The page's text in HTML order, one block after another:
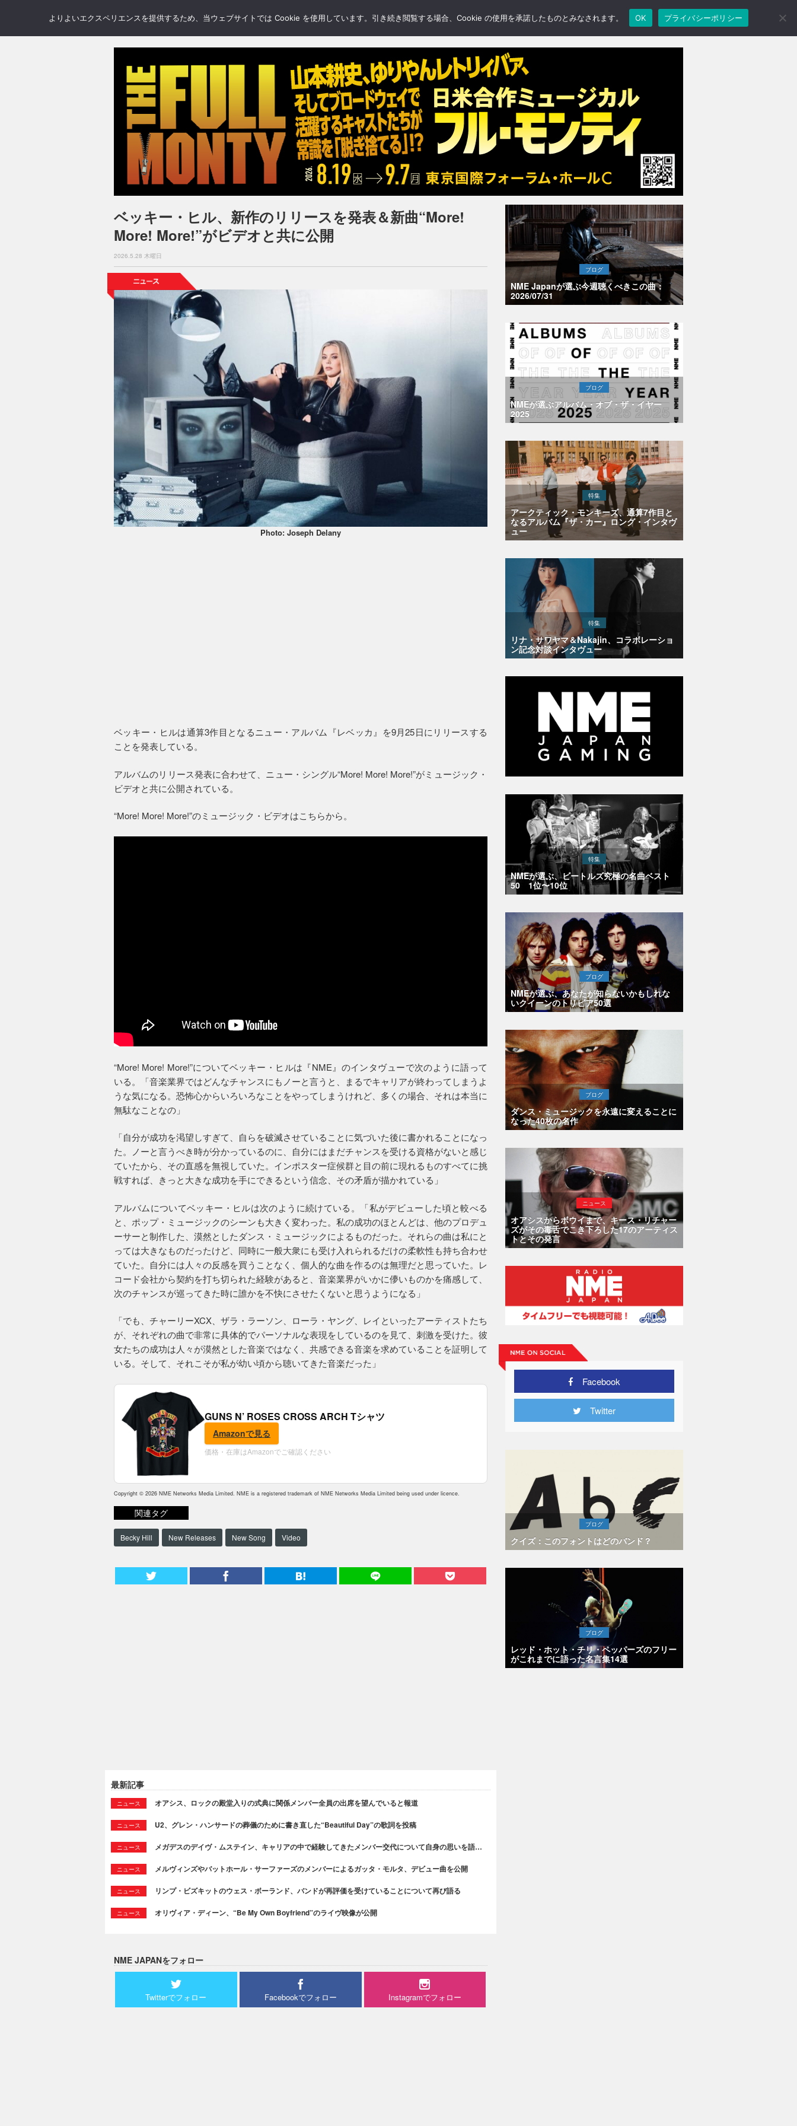
NEWS REVIEWS GALLERY BLOGS FEATURE
ベッキー・ヒル、新作のリリースを発表＆新曲“More!
More! More!”がビデオと共に公開
2026.5.28 木曜日
Photo: Joseph Delany
ベッキー・ヒルは通算3作目となるニュー・アルバム『レベッカ』を9月25日にリリースする
ことを発表している。
アルバムのリリース発表に合わせて、ニュー・シングル“More! More! More!”がミュージック・
ビデオと共に公開されている。
“More! More! More!”のミュージック・ビデオはこちらから。
“More! More! More!”についてベッキー・ヒルは『NME』のインタヴューで次のように語って
いる。「音楽業界ではどんなチャンスにもノーと言うと、まるでキャリアが終わってしまうよ
うな気になる。恐怖心からいろいろなことをやってしまうけれど、多くの場合、それは本当に
無駄なことなの」
「自分が成功を渇望しすぎて、自らを破滅させていることに気づいた後に書かれることになっ
た。ノーと言うべき時が分かっているのに、自分にはまだチャンスを受ける資格がないと感じ
ていたから、その直感を無視していた。インポスター症候群と目の前に現れるものすべてに挑
戦すれば、きっと大きな成功を手にできるという信念、その矛盾が描かれている」
アルバムについてベッキー・ヒルは次のように続けている。「私がデビューした頃と較べる
と、ポップ・ミュージックのシーンも大きく変わった。私の成功のほとんどは、他のプロデュ
ーサーと制作した、漠然としたダンス・ミュージックによるものだった。それらの曲は私にと
っては大きなものだったけど、同時に一般大衆にも受け入れられるだけの柔軟性も持ち合わせ
ていた。自分には人々の反感を買うことなく、個人的な曲を作るのは無理だと思っていた。レ
コード会社から契約を打ち切られた経験があると、音楽業界がいかに儚いものかを痛感して、
次のチャンスが巡ってきた時に誰かを不快にさせたくないと思うようになる」
「でも、チャーリーXCX、ザラ・ラーソン、ローラ・ヤング、レイといったアーティストたち
が、それぞれの曲で非常に具体的でパーソナルな表現をしているのを見て、刺激を受けた。彼
女たちの成功は人々が漠然とした音楽ではなく、共感できる音楽を求めていることを証明して
いる。そして、それこそが私が幼い頃から聴いてきた音楽だった」
GUNS N’ ROSES CROSS ARCH Tシャツ
Amazonで見る
価格・在庫はAmazonでご確認ください
Copyright © 2026 NME Networks Media Limited. NME is a registered trademark of NME Networks Media Limited being used under licence.
関連タグ
Becky Hill New Releases New Song Video
最新記事
ニュース オアシス、ロックの殿堂入りの式典に関係メンバー全員の出席を望んでいると報道
ニュース U2、グレン・ハンサードの葬儀のために書き直した“Beautiful Day”の歌詞を投稿
ニュース メガデスのデイヴ・ムステイン、キャリアの中で経験してきたメンバー交代について自身の思いを語…
ニュース メルヴィンズやバットホール・サーファーズのメンバーによるガッタ・モルタ、デビュー曲を公開
ニュース リンプ・ビズキットのウェス・ボーランド、バンドが再評価を受けていることについて再び語る
ニュース オリヴィア・ディーン、“Be My Own Boyfriend”のライヴ映像が公開
NME JAPANをフォロー
Twitterでフォロー Facebookでフォロー Instagramでフォロー
ブログ
NME Japanが選ぶ今週聴くべきこの曲：
2026/07/31
ブログ
NMEが選ぶアルバム・オブ・ザ・イヤー
2025
特集
アークティック・モンキーズ、通算7作目と
なるアルバム『ザ・カー』ロング・インタヴ
ュー
特集
リナ・サワヤマ＆Nakajin、コラボレーショ
ン記念対談インタヴュー
特集
NMEが選ぶ、ビートルズ究極の名曲ベスト
50 1位〜10位
ブログ
NMEが選ぶ、あなたが知らないかもしれな
いクイーンのトリビア50選
ブログ
ダンス・ミュージックを永遠に変えることに
なった40枚の名作
ニュース
オアシスからボウイまで、キース・リチャー
ズがその毒舌でこき下ろした17のアーティス
トとその発言
Facebook
Twitter
ブログ
クイズ：このフォントはどのバンド？
ブログ
レッド・ホット・チリ・ペッパーズのフリー
がこれまでに語った名言集14選
よりよいエクスペリエンスを提供するため、当ウェブサイトでは Cookie を使用しています。引き続き閲覧する場合、Cookie の使用を承諾したものとみなされます。 OK プライバシーポリシー